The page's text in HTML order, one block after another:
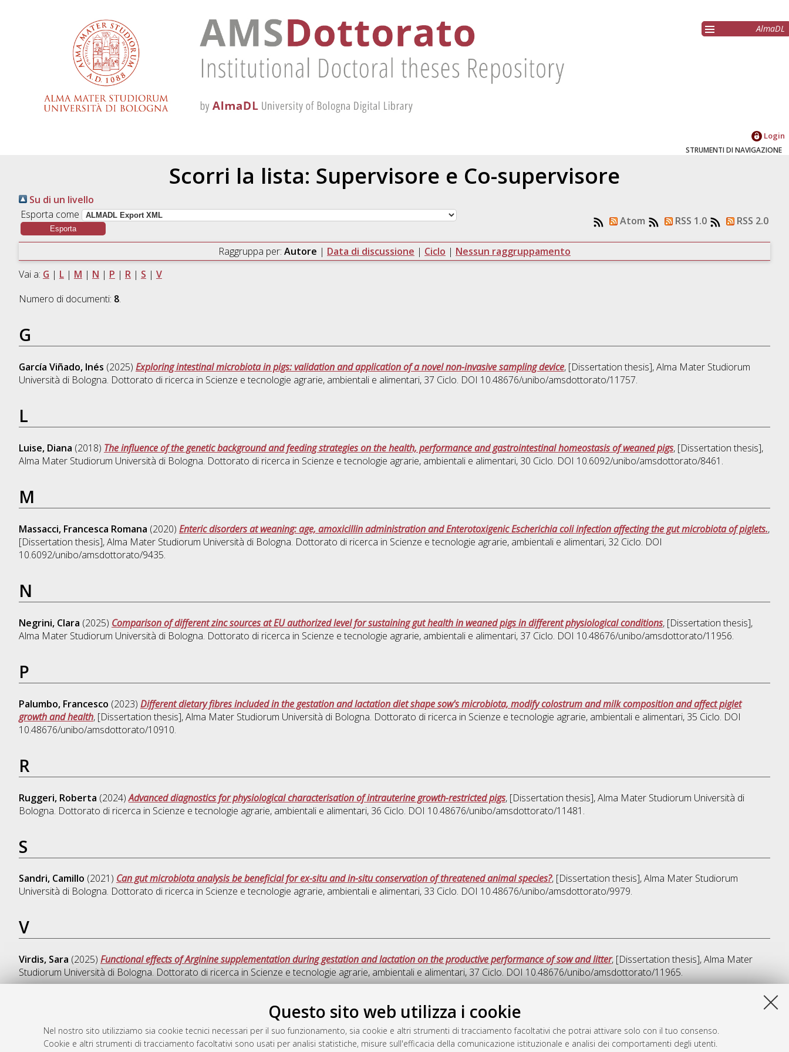
Questo sito web utilizza i cookie
Nel nostro sito utilizziamo sia cookie tecnici necessari per il suo funzionamento, sia cookie e altri strumenti di tracciamento facoltativi che potrai attivare solo con il tuo consenso.
Cookie e altri strumenti di tracciamento facoltativi sono usati per analisi statistiche, misure sull'efficacia della comunicazione istituzionale e analisi dei comportamenti degli utenti.
AlmaDL
Login
STRUMENTI DI NAVIGAZIONE
Scorri la lista: Supervisore e Co-supervisore
Su di un livello
Esporta come
Atom RSS 1.0 RSS 2.0
Raggruppa per: Autore | Data di discussione | Ciclo | Nessun raggruppamento
Vai a: G | L| M | N | P | R| S | V
Numero di documenti: 8.
G
García Viñado, Inés (2025) Exploring intestinal microbiota in pigs: validation and application of a novel non-invasive sampling device, [Dissertation thesis], Alma Mater Studiorum
Università di Bologna. Dottorato di ricerca in Scienze e tecnologie agrarie, ambientali e alimentari, 37 Ciclo. DOI 10.48676/unibo/amsdottorato/11757.
L
Luise, Diana (2018) The influence of the genetic background and feeding strategies on the health, performance and gastrointestinal homeostasis of weaned pigs, [Dissertation thesis],
Alma Mater Studiorum Università di Bologna. Dottorato di ricerca in Scienze e tecnologie agrarie, ambientali e alimentari, 30 Ciclo. DOI 10.6092/unibo/amsdottorato/8461.
M
Massacci, Francesca Romana (2020) Enteric disorders at weaning: age, amoxicillin administration and Enterotoxigenic Escherichia coli infection affecting the gut microbiota of piglets.,
[Dissertation thesis], Alma Mater Studiorum Università di Bologna. Dottorato di ricerca in Scienze e tecnologie agrarie, ambientali e alimentari, 32 Ciclo. DOI
10.6092/unibo/amsdottorato/9435.
N
Negrini, Clara (2025) Comparison of different zinc sources at EU authorized level for sustaining gut health in weaned pigs in different physiological conditions, [Dissertation thesis],
Alma Mater Studiorum Università di Bologna. Dottorato di ricerca in Scienze e tecnologie agrarie, ambientali e alimentari, 37 Ciclo. DOI 10.48676/unibo/amsdottorato/11956.
P
Palumbo, Francesco (2023) Different dietary fibres included in the gestation and lactation diet shape sow's microbiota, modify colostrum and milk composition and affect piglet
growth and health, [Dissertation thesis], Alma Mater Studiorum Università di Bologna. Dottorato di ricerca in Scienze e tecnologie agrarie, ambientali e alimentari, 35 Ciclo. DOI
10.48676/unibo/amsdottorato/10910.
R
Ruggeri, Roberta (2024)Advanced diagnostics for physiological characterisation of intrauterine growth-restricted pigs, [Dissertation thesis], Alma Mater Studiorum Università di
Bologna. Dottorato di ricerca in Scienze e tecnologie agrarie, ambientali e alimentari, 36 Ciclo. DOI 10.48676/unibo/amsdottorato/11481.
S
Sandri, Camillo (2021) Can gut microbiota analysis be beneficial for ex-situ and in-situ conservation of threatened animal species?, [Dissertation thesis], Alma Mater Studiorum
Università di Bologna. Dottorato di ricerca in Scienze e tecnologie agrarie, ambientali e alimentari, 33 Ciclo. DOI 10.48676/unibo/amsdottorato/9979.
V
Virdis, Sara (2025) Functional effects of Arginine supplementation during gestation and lactation on the productive performance of sow and litter, [Dissertation thesis], Alma Mater
Studiorum Università di Bologna. Dottorato di ricerca in Scienze e tecnologie agrarie, ambientali e alimentari, 37 Ciclo. DOI 10.48676/unibo/amsdottorato/11965.
Questa lista e' stata generata il Sat Aug 8 20:48:48 2026 CEST.
Atom
AMS Dottorato
ISSN: 2038-7946